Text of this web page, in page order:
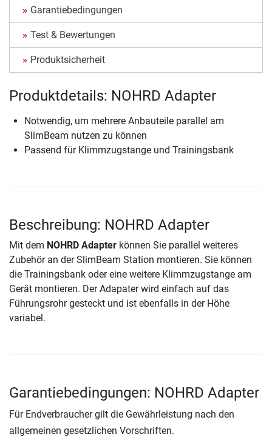
Garantiebedingungen
Test & Bewertungen
Produktsicherheit
Produktdetails: NOHRD Adapter
Notwendig, um mehrere Anbauteile parallel am
SlimBeam nutzen zu können
Passend für Klimmzugstange und Trainingsbank
Beschreibung: NOHRD Adapter
Mit dem NOHRD Adapter können Sie parallel weiteres
Zubehör an der SlimBeam Station montieren. Sie können
die Trainingsbank oder eine weitere Klimmzugstange am
Gerät montieren. Der Adapater wird einfach auf das
Führungsrohr gesteckt und ist ebenfalls in der Höhe
variabel.
Garantiebedingungen: NOHRD Adapter
Für Endverbraucher gilt die Gewährleistung nach den
allgemeinen gesetzlichen Vorschriften.